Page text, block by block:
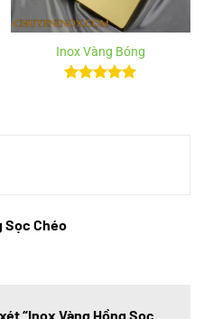
Inox Vàng Bóng
Sọc Chéo
“Inox Vàng Hồng Sọc